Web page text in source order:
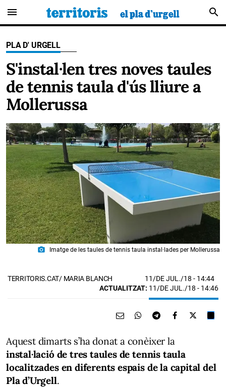
menu search
PLA D' URGELL
S'instal·len tres noves taules
de tennis taula d'ús lliure a
Mollerussa
photo_camera Imatge de les taules de tennis taula instal·lades per Mollerussa
TERRITORIS.CAT/ MARIA BLANCH 11/DE JUL./18 - 14:44
ACTUALITZAT: 11/DE JUL./18 - 14:46
Aquest dimarts s’ha donat a conèixer la
instal·lació de tres taules de tennis taula
localitzades en diferents espais de la capital del
Pla d’Urgell.